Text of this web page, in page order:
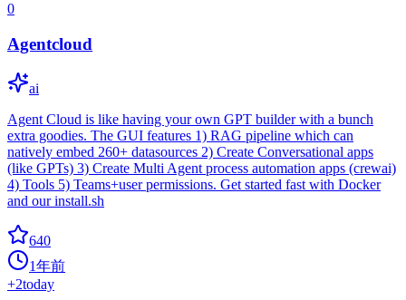
0
Agentcloud
ai
Agent Cloud is like having your own GPT builder with a bunch
extra goodies. The GUI features 1) RAG pipeline which can
natively embed 260+ datasources 2) Create Conversational apps
(like GPTs) 3) Create Multi Agent process automation apps (crewai)
4) Tools 5) Teams+user permissions. Get started fast with Docker
and our install.sh
640
1年前
+2today